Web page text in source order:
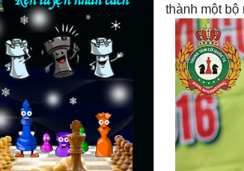
thành một bộ